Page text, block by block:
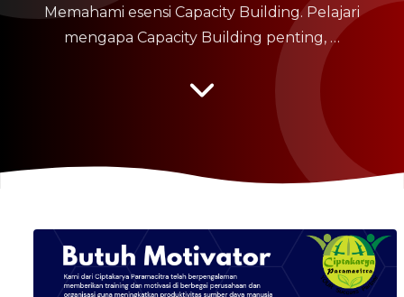
Memahami esensi Capacity Building. Pelajari
mengapa Capacity Building penting, …